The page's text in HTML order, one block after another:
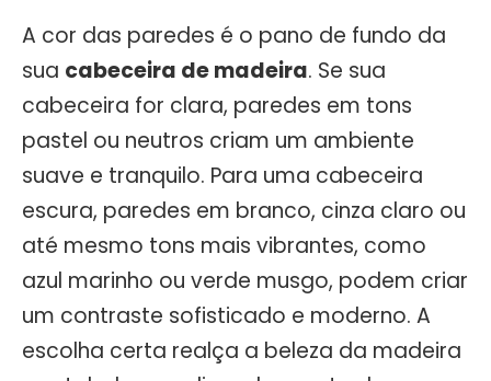
A cor das paredes é o pano de fundo da
sua cabeceira de madeira. Se sua
cabeceira for clara, paredes em tons
pastel ou neutros criam um ambiente
suave e tranquilo. Para uma cabeceira
escura, paredes em branco, cinza claro ou
até mesmo tons mais vibrantes, como
azul marinho ou verde musgo, podem criar
um contraste sofisticado e moderno. A
escolha certa realça a beleza da madeira